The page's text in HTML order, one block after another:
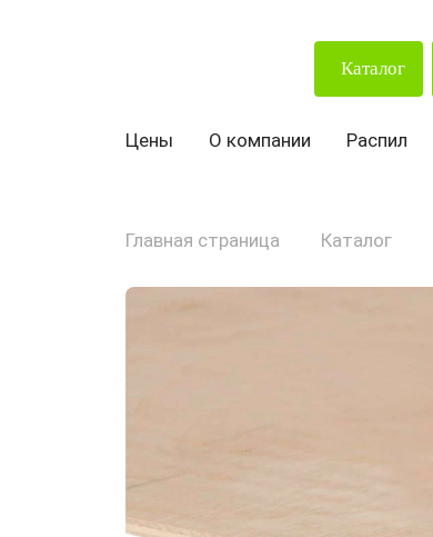
Каталог
Цены О компании Распил
Главная страница Каталог